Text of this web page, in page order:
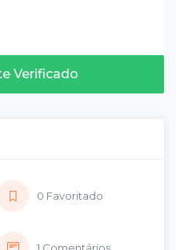
Verificado
0 Favoritado